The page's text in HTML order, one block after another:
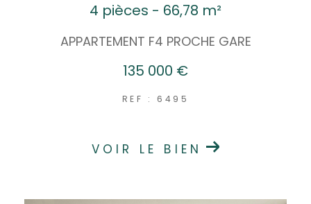
4 pièces - 66,78 m²
APPARTEMENT F4 PROCHE GARE
135 000 €
REF : 6495
VOIR LE BIEN